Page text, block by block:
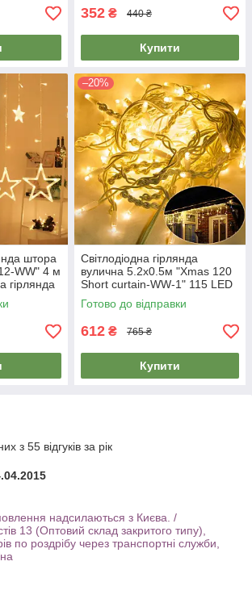
352 ₴ 440 ₴
Купити
штора
WW" 4 м
гірлянда
–20%
Світлодіодна гірлянда
вулична 5.2х0.5м "Xmas 120
Short curtain-WW-1" 115 LED
Теплий білий, гірлянда
бахрома
Готово до відправки
612 ₴ 765 ₴
Купити
з 55 відгуків за рік
надсилаються з Києва. /
13 (Оптовий склад закритого типу),
по роздрібу через транспортні служби,